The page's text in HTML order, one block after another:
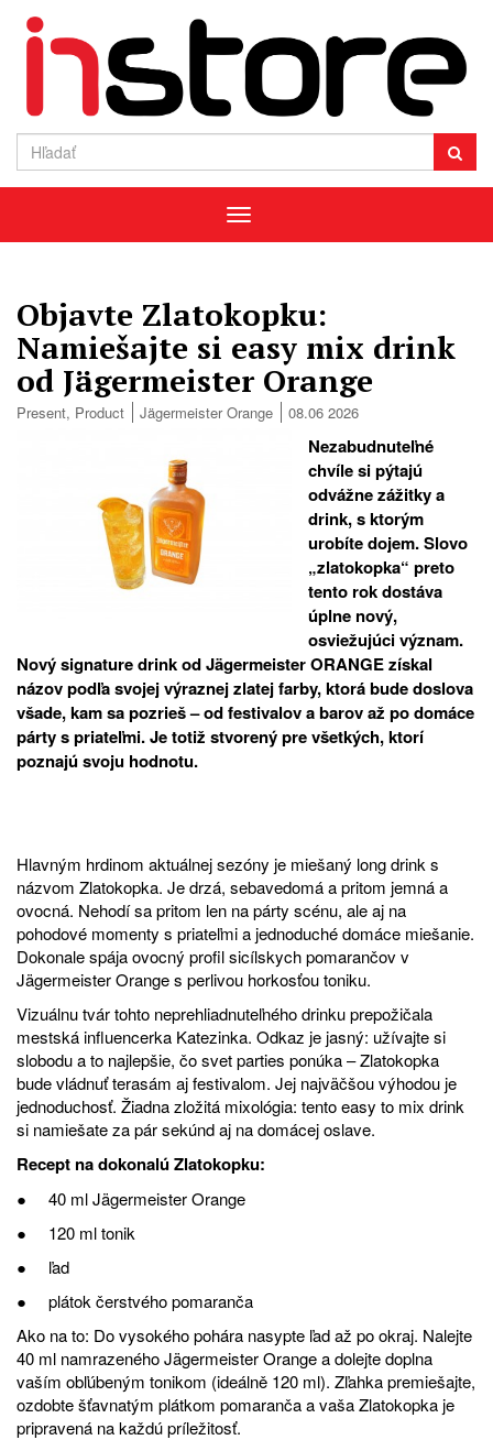
Menu
Objavte Zlatokopku:
Namiešajte si easy mix drink
od Jägermeister Orange
Present, Product Jägermeister Orange 08.06 2026
Nezabudnuteľné
chvíle si pýtajú
odvážne zážitky a
drink, s ktorým
urobíte dojem. Slovo
„zlatokopka“ preto
tento rok dostáva
úplne nový,
osviežujúci význam.
Nový signature drink od Jägermeister ORANGE získal
názov podľa svojej výraznej zlatej farby, ktorá bude doslova
všade, kam sa pozrieš – od festivalov a barov až po domáce
párty s priateľmi. Je totiž stvorený pre všetkých, ktorí
poznajú svoju hodnotu.
Hlavným hrdinom aktuálnej sezóny je miešaný long drink s
názvom Zlatokopka. Je drzá, sebavedomá a pritom jemná a
ovocná. Nehodí sa pritom len na párty scénu, ale aj na
pohodové momenty s priateľmi a jednoduché domáce miešanie.
Dokonale spája ovocný profil sicílskych pomarančov v
Jägermeister Orange s perlivou horkosťou toniku.
Vizuálnu tvár tohto neprehliadnuteľného drinku prepožičala
mestská influencerka Katezinka. Odkaz je jasný: užívajte si
slobodu a to najlepšie, čo svet parties ponúka – Zlatokopka
bude vládnuť terasám aj festivalom. Jej najväčšou výhodou je
jednoduchosť. Žiadna zložitá mixológia: tento easy to mix drink
si namiešate za pár sekúnd aj na domácej oslave.
Recept na dokonalú Zlatokopku:
● 40 ml Jägermeister Orange
● 120 ml tonik
● ľad
● plátok čerstvého pomaranča
Ako na to: Do vysokého pohára nasypte ľad až po okraj. Nalejte
40 ml namrazeného Jägermeister Orange a dolejte doplna
vaším obľúbeným tonikom (ideálně 120 ml). Zľahka premiešajte,
ozdobte šťavnatým plátkom pomaranča a vaša Zlatokopka je
pripravená na každú príležitosť.